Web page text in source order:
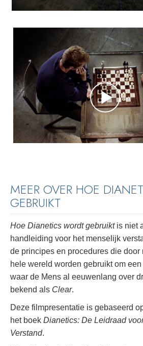
MEER OVER HOE
GEBRUIKT
Hoe Dianetics wordt gebruiktis niet
handleiding voor het menselijk
de principes en procedures die door
hele wereld worden gebruikt om
waar de Mens al eeuwenlang over
bekend als Clear.
Deze filmpresentatie is gebaseerd
het boek Dianetics: De Leidraad
Verstand.